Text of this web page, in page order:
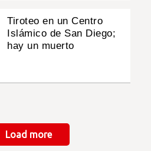
Tiroteo en un Centro
Islámico de San Diego;
hay un muerto
Load more